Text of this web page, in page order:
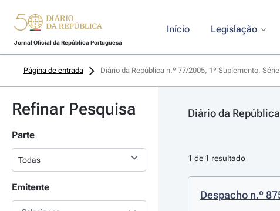
Jornal Oficial da República Portuguesa
Início Legislação
Página de entrada Diário da República n.º 77/2005, 1º Suplemento,
Refinar Pesquisa
Parte
Emitente
Diário da
1 de 1 resultado
Despacho n.º